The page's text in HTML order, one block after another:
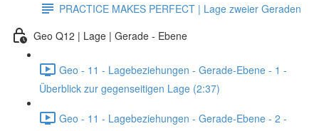
PRACTICE MAKES PERFECT | Lage zweier Geraden
Geo Q12 | Lage | Gerade - Ebene
Geo - 11 - Lagebeziehungen - Gerade-Ebene - 1 -
Überblick zur gegenseitigen Lage (2:37)
Geo - 11 - Lagebeziehungen - Gerade-Ebene - 2 -